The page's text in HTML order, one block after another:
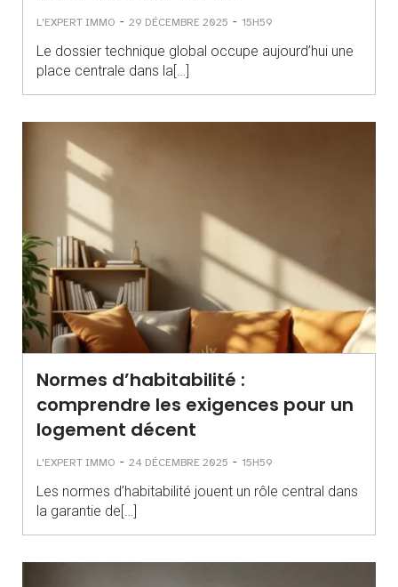
L'EXPERT IMMO - 29 DÉCEMBRE 2025 - 15H59
Le dossier technique global occupe aujourd’hui une
place centrale dans la[…]
Normes d’habitabilité :
comprendre les exigences pour un
logement décent
L'EXPERT IMMO - 24 DÉCEMBRE 2025 - 15H59
Les normes d’habitabilité jouent un rôle central dans
la garantie de[…]